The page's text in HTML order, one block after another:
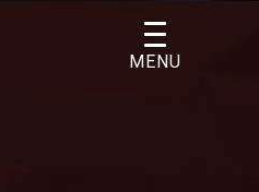
MENU